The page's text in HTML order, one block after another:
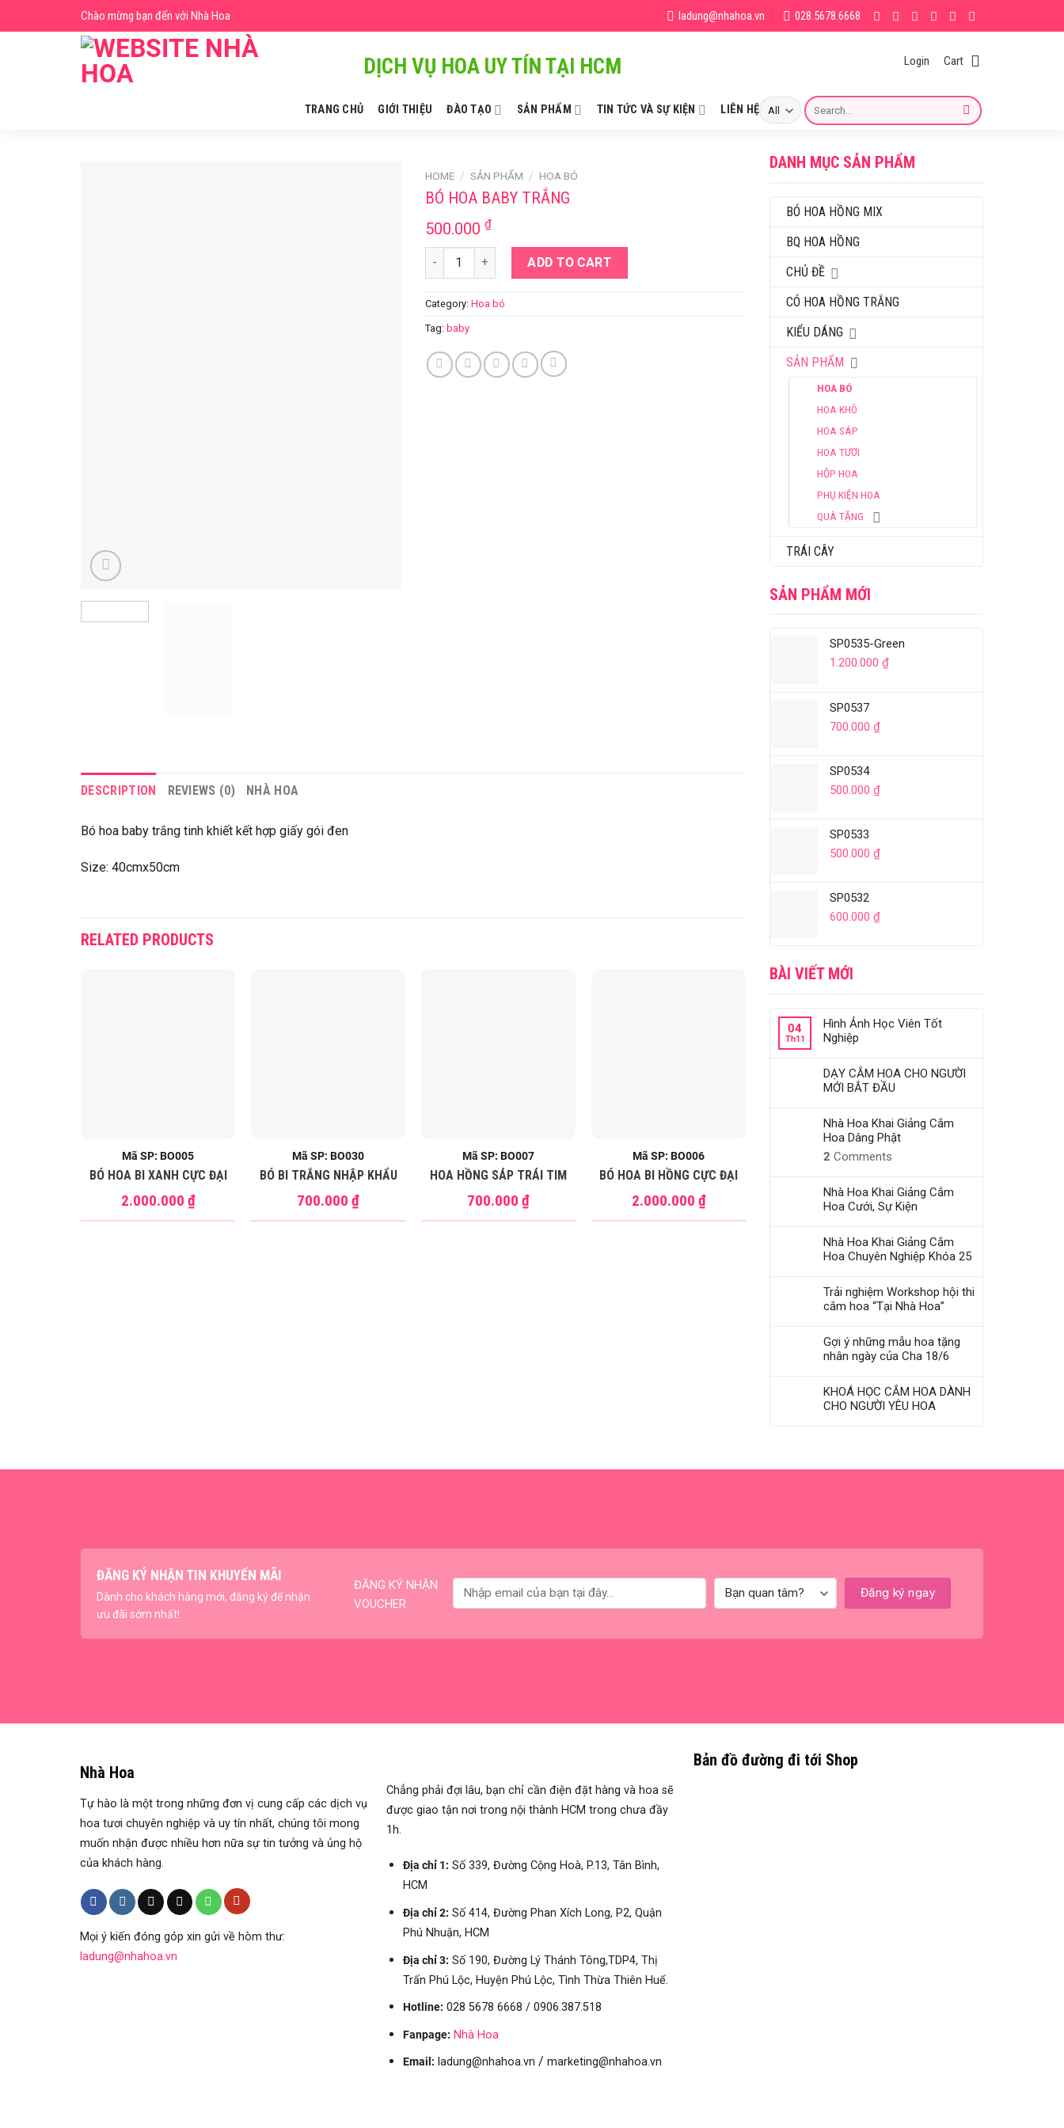
to
Chào mừng bạn đến với Nhà Hoa ladung@nhahoa.vn 028.5678.6668
DỊCH VỤ HOA UY TÍN TẠI HCM Login Cart
TRANG CHỦ GIỚI THIỆU ĐÀO TẠO SẢN PHẨM TIN TỨC VÀ SỰ KIỆN LIÊN HỆ
Search
for:
DANH MỤC SẢN PHẨM
BÓ HOA HỒNG MIX
BQ HOA HỒNG
CHỦ ĐỀ
CÓ HOA HỒNG TRẮNG
KIỂU DÁNG
SẢN PHẨM
HOA BÓ
HOA KHÔ
HOA SÁP
HOA TƯƠI
HỘP HOA
PHỤ KIỆN HOA
QUÀ TẶNG
TRÁI CÂY
SẢN PHẨM MỚI
SP0535-Green
1.200.000 ₫
SP0537
700.000 ₫
SP0534
500.000 ₫
SP0533
500.000 ₫
SP0532
600.000 ₫
BÀI VIẾT MỚI
04
Th11
Hình Ảnh Học Viên Tốt
Nghiệp
DẠY CẮM HOA CHO NGƯỜI
MỚI BẮT ĐẦU
Nhà Hoa Khai Giảng Cắm
Hoa Dâng Phật
2 Comments
Nhà Hoa Khai Giảng Cắm
Hoa Cưới, Sự Kiện
Nhà Hoa Khai Giảng Cắm
Hoa Chuyên Nghiệp Khóa 25
Trải nghiệm Workshop hội thi
cắm hoa “Tại Nhà Hoa”
Gợi ý những mẫu hoa tặng
nhân ngày của Cha 18/6
KHOÁ HỌC CẮM HOA DÀNH
CHO NGƯỜI YÊU HOA
HOME / SẢN PHẨM / HOA BÓ
BÓ HOA BABY TRẮNG
500.000 ₫
Bó hoa baby trắng quantityADD TO CART
Category: Hoa bó
Tag: baby
DESCRIPTION REVIEWS (0) NHÀ HOA
Bó hoa baby trắng tinh khiết kết hợp giấy gói đen
Size: 40cmx50cm
RELATED PRODUCTS
Mã SP: BO005
BÓ HOA BI XANH CỰC ĐẠI
2.000.000 ₫
Mã SP: BO030
BÓ BI TRẮNG NHẬP KHẨU
700.000 ₫
Mã SP: BO007
HOA HỒNG SÁP TRÁI TIM
700.000 ₫
Mã SP: BO006
BÓ HOA BI HỒNG CỰC ĐẠI
2.000.000 ₫
Mã SP: BO020
PHI YẾN – BÓ HOA
VALENTINE
ĐĂNG KÝ NHẬN TIN KHUYẾN MÃI
Dành cho khách hàng mới, đăng ký để nhận
ưu đãi sớm nhất!
ĐĂNG KÝ NHẬN
VOUCHER
Nhà Hoa
Tự hào là một trong những đơn vị cung cấp các dịch vụ
hoa tươi chuyên nghiệp và uy tín nhất, chúng tôi mong
muốn nhận được nhiều hơn nữa sự tin tưởng và ủng hộ
của khách hàng.
Mọi ý kiến đóng góp xin gửi về hòm thư:
ladung@nhahoa.vn
Chẳng phải đợi lâu, bạn chỉ cần điện đặt hàng và hoa sẽ
được giao tận nơi trong nội thành HCM trong chưa đầy
1h.
Địa chỉ 1: Số 339, Đường Cộng Hoà, P.13, Tân Bình,
HCM
Địa chỉ 2: Số 414, Đường Phan Xích Long, P2, Quận
Phú Nhuận, HCM
Địa chỉ 3: Số 190, Đường Lý Thánh Tông,TDP4, Thị
Trấn Phú Lộc, Huyện Phú Lộc, Tình Thừa Thiên Huế.
Hotline: 028 5678 6668 / 0906.387.518
Fanpage: Nhà Hoa
Email: ladung@nhahoa.vn / marketing@nhahoa.vn
Bản đồ đường đi tới Shop